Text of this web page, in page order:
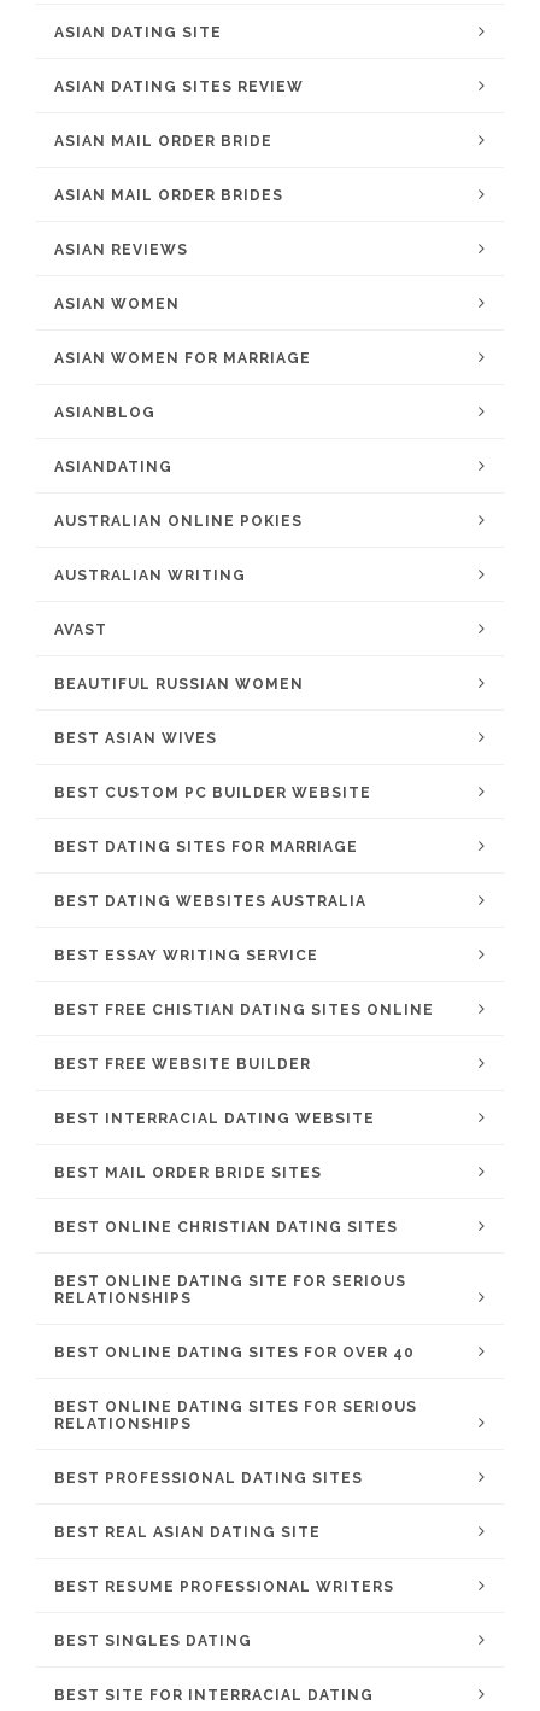
ASIAN DATING SITE
ASIAN DATING SITES REVIEW
ASIAN MAIL ORDER BRIDE
ASIAN MAIL ORDER BRIDES
ASIAN REVIEWS
ASIAN WOMEN
ASIAN WOMEN FOR MARRIAGE
ASIANBLOG
ASIANDATING
AUSTRALIAN ONLINE POKIES
AUSTRALIAN WRITING
AVAST
BEAUTIFUL RUSSIAN WOMEN
BEST ASIAN WIVES
BEST CUSTOM PC BUILDER WEBSITE
BEST DATING SITES FOR MARRIAGE
BEST DATING WEBSITES AUSTRALIA
BEST ESSAY WRITING SERVICE
BEST FREE CHISTIAN DATING SITES ONLINE
BEST FREE WEBSITE BUILDER
BEST INTERRACIAL DATING WEBSITE
BEST MAIL ORDER BRIDE SITES
BEST ONLINE CHRISTIAN DATING SITES
BEST ONLINE DATING SITE FOR SERIOUS
RELATIONSHIPS
BEST ONLINE DATING SITES FOR OVER 40
BEST ONLINE DATING SITES FOR SERIOUS
RELATIONSHIPS
BEST PROFESSIONAL DATING SITES
BEST REAL ASIAN DATING SITE
BEST RESUME PROFESSIONAL WRITERS
BEST SINGLES DATING
BEST SITE FOR INTERRACIAL DATING